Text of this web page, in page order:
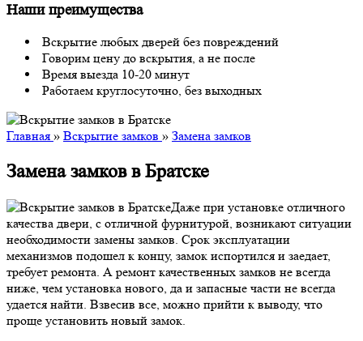
Наши преимущества
Вскрытие любых дверей без повреждений
Говорим цену до вскрытия, а не после
Время выезда 10-20 минут
Работаем круглосуточно, без выходных
Главная » Вскрытие замков » Замена замков
Замена замков в Братске
Даже при установке отличного
качества двери, с отличной фурнитурой, возникают ситуации
необходимости замены замков. Срок эксплуатации
механизмов подошел к концу, замок испортился и заедает,
требует ремонта. А ремонт качественных замков не всегда
ниже, чем установка нового, да и запасные части не всегда
удается найти. Взвесив все, можно прийти к выводу, что
проще установить новый замок.